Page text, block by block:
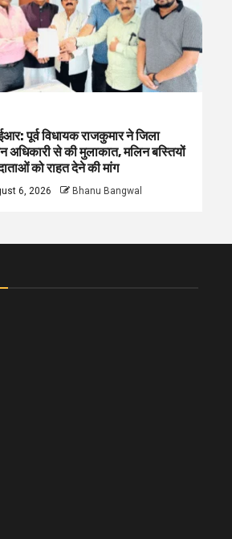
पूर्व विधायक राजकुमार ने जिला
अधिकारी से की मुलाकात, मलिन बस्तियों
को राहत देने की मांग
6, 2026 Bhanu Bangwal